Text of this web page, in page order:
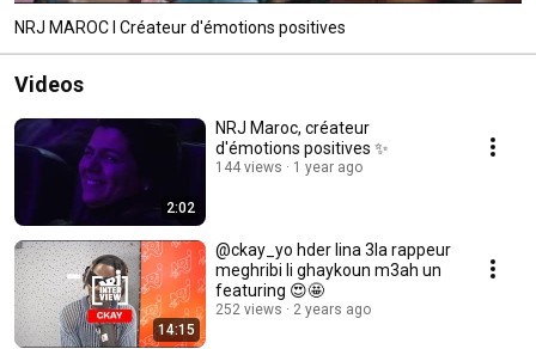
NRJ MAROC I Créateur d'émotions positives
Videos
2:02
NRJ Maroc, créateur
d'émotions positives ✨
144 views 1 year ago
14:15
@ckay_yo hder lina 3la rappeur
meghribi li ghaykoun m3ah un
featuring 😍🤩
252 views 2 years ago